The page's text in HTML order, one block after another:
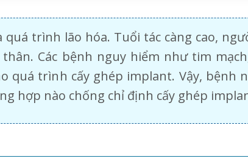
trình lão hóa. Tuổi tác càng cao,
Các bệnh nguy hiểm như tim
quá trình cấy ghép implant. Vậy, bệnh
hợp nào chống chỉ định cấy ghép